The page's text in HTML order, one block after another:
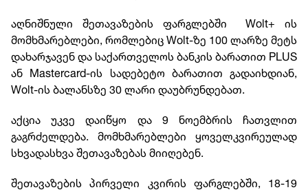
აღნიშნული შეთავაზების ფარგლებში Wolt+ ის
მომხმარებლები, რომლებიც Wolt-ზე 100 ლარზე მეტს
დახარჯავენ და საქართველოს ბანკის ბარათით PLUS
ან Mastercard-ის სადებეტო ბარათით გადაიხდიან,
Wolt-ის ბალანსზე 30 ლარი დაუბრუნდებათ.
აქცია უკვე დაიწყო და 9 ნოემბრის ჩათვლით
გაგრძელდება. მომხმარებლები ყოველკვირეულად
სხვადასხვა შეთავაზებას მიიღებენ.
შეთავაზების პირველი კვირის ფარგლებში, 18-19